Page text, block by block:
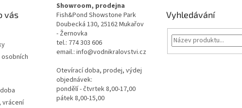
vás
vrácení
Showroom, prodejna
Fish&Pond Showstone Park
Doubecká 130, 25162 Mukařov
- Žernovka
tel.: 774 303 606
email.: info@vodnikralovstvi.cz
Otevírací doba, prodej, výdej
objednávek:
pondělí - čtvrtek 8,00-17,00
pátek 8,00-15,00
Vyhledávání